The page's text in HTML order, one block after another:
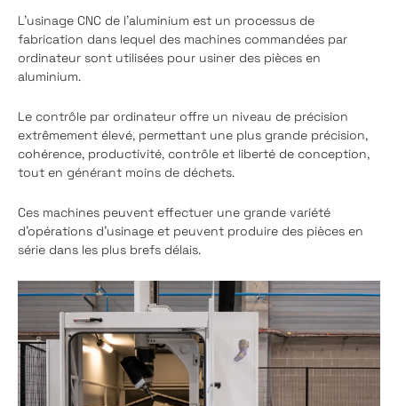
L'usinage CNC de l'aluminium est un processus de
fabrication dans lequel des machines commandées par
ordinateur sont utilisées pour usiner des pièces en
aluminium.
Le contrôle par ordinateur offre un niveau de précision
extrêmement élevé, permettant une plus grande précision,
cohérence, productivité, contrôle et liberté de conception,
tout en générant moins de déchets.
Ces machines peuvent effectuer une grande variété
d'opérations d'usinage et peuvent produire des pièces en
série dans les plus brefs délais.